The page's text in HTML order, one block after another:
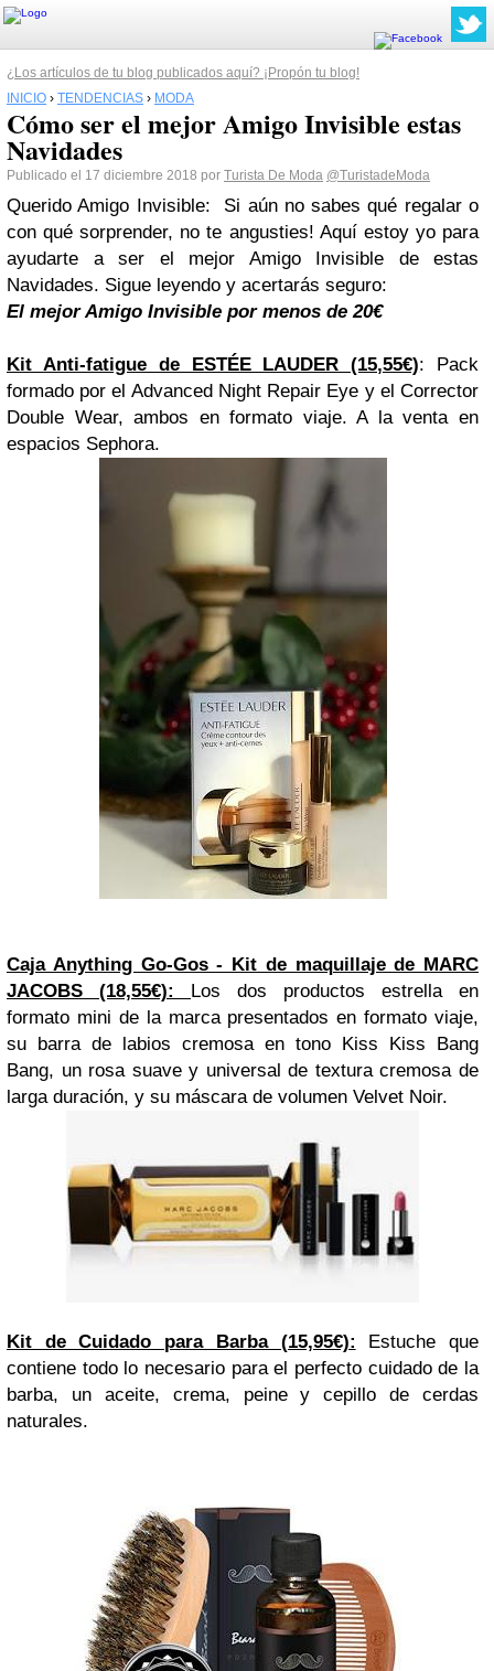
¿Los artículos de tu blog publicados aquí? ¡Propón tu blog!
INICIO › TENDENCIAS › MODA
Cómo ser el mejor Amigo Invisible estas
Navidades
Publicado el 17 diciembre 2018 por Turista De Moda @TuristadeModa
Querido Amigo Invisible: Si aún no sabes qué regalar o
con qué sorprender, no te angusties! Aquí estoy yo para
ayudarte a ser el mejor Amigo Invisible de estas
Navidades. Sigue leyendo y acertarás seguro:
El mejor Amigo Invisible por menos de 20€
Kit Anti-fatigue de ESTÉE LAUDER (15,55€): Pack
formado por el Advanced Night Repair Eye y el Corrector
Double Wear, ambos en formato viaje. A la venta en
espacios Sephora.
Caja Anything Go-Gos - Kit de maquillaje de MARC
JACOBS (18,55€):
Los dos productos estrella en
formato mini de la marca presentados en formato viaje,
su barra de labios cremosa en tono Kiss Kiss Bang
Bang, un rosa suave y universal de textura cremosa de
larga duración, y su máscara de volumen Velvet Noir.
Kit de Cuidado para Barba (15,95€): Estuche que
contiene todo lo necesario para el perfecto cuidado de la
barba, un aceite, crema, peine y cepillo de cerdas
naturales.